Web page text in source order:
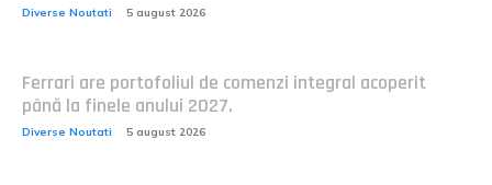
Diverse Noutati 5 august 2026
Ferrari are portofoliul de comenzi integral acoperit
până la finele anului 2027.
Diverse Noutati 5 august 2026